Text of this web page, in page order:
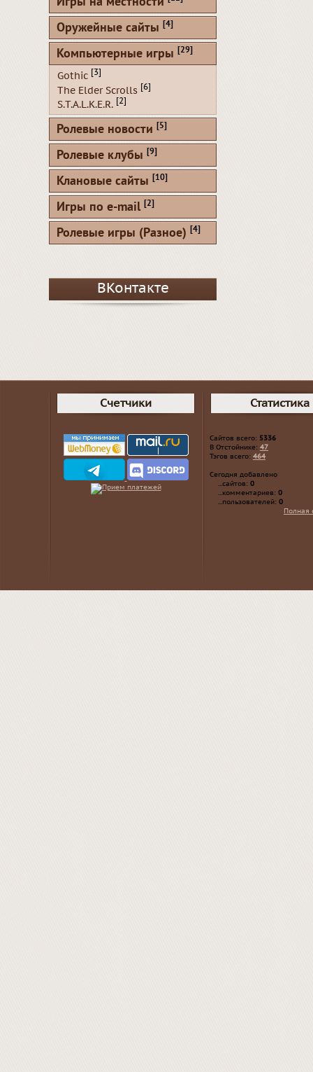
Оружейные сайты [4]
Компьютерные игры [29]
Gothic [3]
The Elder Scrolls [6]
S.T.A.L.K.E.R. [2]
Ролевые новости [5]
Ролевые клубы [9]
Клановые сайты [10]
Игры по e-mail [2]
Ролевые игры (Разное) [4]
ВКонтакте
Счетчики Статистика
Сайтов всего: 5336
В Отстойнике: 47
Тэгов всего: 464
Сегодня добавлено
...сайтов: 0
...комментариев: 0
...пользователей: 0
Полная